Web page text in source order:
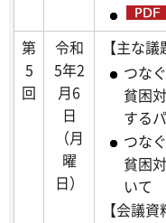
第
5
回
令和
5年2
月6
日
（月
曜
日）
【主な議
つな
貧困
する
つな
貧困
いて
【会議資